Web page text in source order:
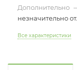
Дополнительно
незначительно
Все характеристики